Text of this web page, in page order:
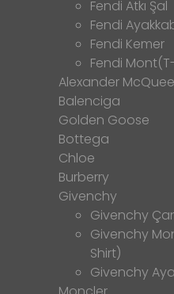
Fendi Atkı Şal
Fendi
Fendi Kemer
Fendi
Alexander
Balenciga
Golden Goose
Bottega
Chloe
Burberry
Givenchy
Givenchy
Givenchy
Shirt)
Givenchy